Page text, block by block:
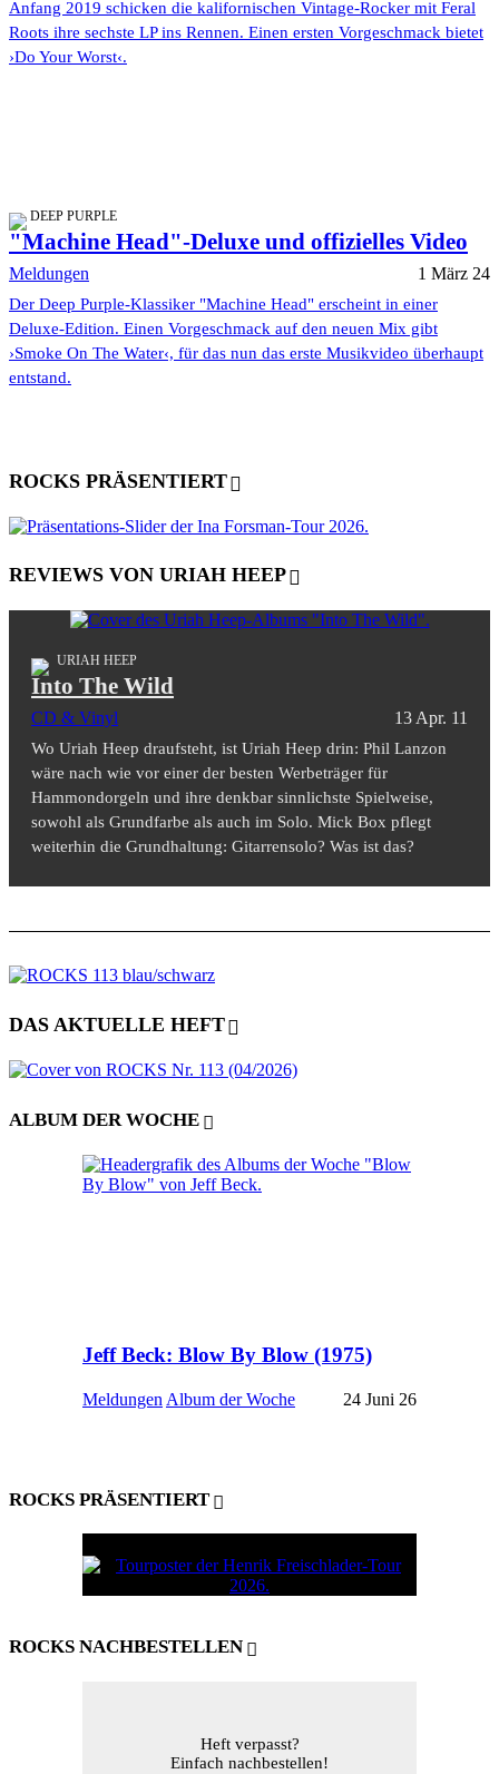
Anfang 2019 schicken die kalifornischen Vintage-Rocker mit Feral
Roots ihre sechste LP ins Rennen. Einen ersten Vorgeschmack bietet
›Do Your Worst‹.
DEEP PURPLE
"Machine Head"-Deluxe und offizielles Video
Meldungen 1 März 24
Der Deep Purple-Klassiker "Machine Head" erscheint in einer
Deluxe-Edition. Einen Vorgeschmack auf den neuen Mix gibt
›Smoke On The Water‹, für das nun das erste Musikvideo überhaupt
entstand.
ROCKS PRÄSENTIERT
REVIEWS VON URIAH HEEP
URIAH HEEP
Into The Wild
CD & Vinyl 13 Apr. 11
Wo Uriah Heep draufsteht, ist Uriah Heep drin: Phil Lanzon
wäre nach wie vor einer der besten Werbeträger für
Hammondorgeln und ihre denkbar sinnlichste Spielweise,
sowohl als Grundfarbe als auch im Solo. Mick Box pflegt
weiterhin die Grundhaltung: Gitarrensolo? Was ist das?
DAS AKTUELLE HEFT
ALBUM DER WOCHE
Jeff Beck: Blow By Blow (1975)
Meldungen Album der Woche 24 Juni 26
ROCKS PRÄSENTIERT
ROCKS NACHBESTELLEN
Heft verpasst?
Einfach nachbestellen!